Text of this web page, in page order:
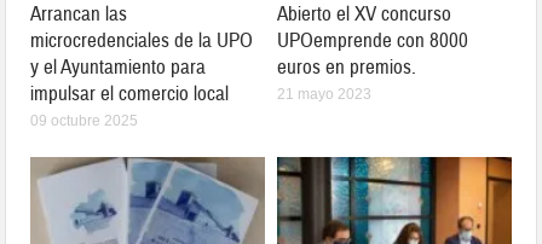
Arrancan las
microcredenciales de la UPO
y el Ayuntamiento para
impulsar el comercio local
09 octubre 2025
Abierto el XV concurso
UPOemprende con 8000
euros en premios.
21 mayo 2023